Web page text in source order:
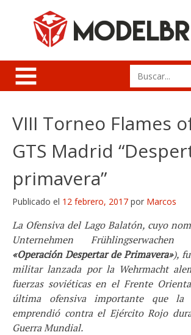
Search
for:
VIII Torneo Flames
GTS Madrid
primavera”
Publicado el 12 febrero, 2017 por Marcos
La Ofensiva del Lago Balatón, cuyo
Unternehmen
«Operación Despertar de Primavera»),
militar lanzada por la Wehrmacht
fuerzas soviéticas en el Frente
última ofensiva importante que la
emprendió contra el Ejército Rojo
Guerra Mundial.